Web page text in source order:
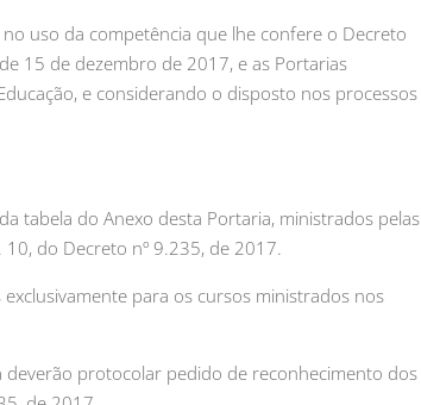
no uso da competência que lhe confere o Decreto
15 de dezembro de 2017, e as Portarias
e considerando o disposto nos processos
tabela do Anexo desta Portaria, ministrados pelas
do Decreto nº 9.235, de 2017.
para os cursos ministrados nos
deverão protocolar pedido de reconhecimento dos